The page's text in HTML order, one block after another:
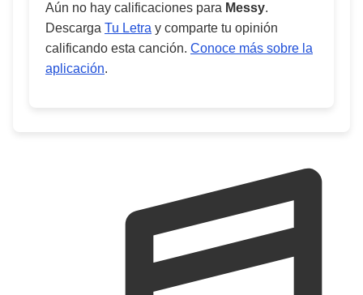
Aún no hay calificaciones para Messy.
Descarga Tu Letra y comparte tu opinión
calificando esta canción. Conoce más sobre la
aplicación.